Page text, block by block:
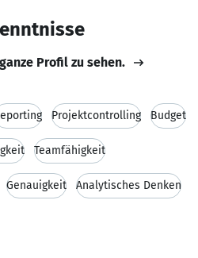
Profil zu sehen.
Projektcontrolling Budget
Teamfähigkeit
Genauigkeit Analytisches Denken